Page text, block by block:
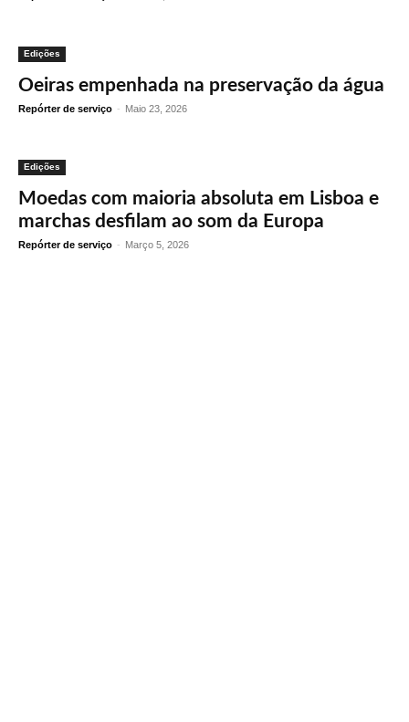
Edições
Oeiras empenhada na preservação da água
Repórter de serviço - Maio 23, 2026
Edições
Moedas com maioria absoluta em Lisboa e
marchas desfilam ao som da Europa
Repórter de serviço - Março 5, 2026